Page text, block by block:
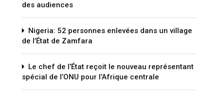
des audiences
Nigeria: 52 personnes enlevées dans un village
de l’État de Zamfara
Le chef de l’État reçoit le nouveau représentant
spécial de l’ONU pour l’Afrique centrale